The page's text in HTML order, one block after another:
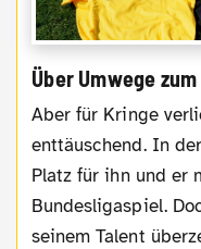
Über Umwege
Aber für Kringe verlief seine erste Profisaison
enttäuschend. In
Platz für ihn und er
Bundesligaspiel.
seinem Talent